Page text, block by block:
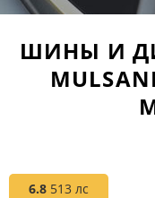
ШИНЫ И
6.8 513 лс